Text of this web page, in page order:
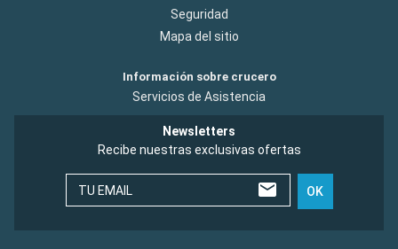
Seguridad
Mapa del sitio
Información sobre crucero
Servicios de Asistencia
Newsletters
Recibe nuestras exclusivas ofertas
TU EMAIL OK